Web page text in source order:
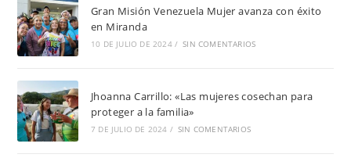
Gran Misión Venezuela Mujer avanza con éxito
en Miranda
10 DE JULIO DE 2024 / SIN COMENTARIOS
Jhoanna Carrillo: «Las mujeres cosechan para
proteger a la familia»
7 DE JULIO DE 2024 / SIN COMENTARIOS